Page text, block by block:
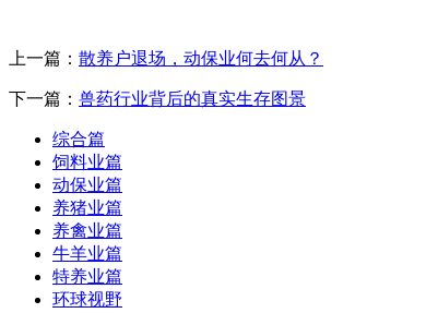
上一篇： 散养户退场，动保业何去何从？
下一篇： 兽药行业背后的真实生存图景
综合篇
饲料业篇
动保业篇
养猪业篇
养禽业篇
牛羊业篇
特养业篇
环球视野